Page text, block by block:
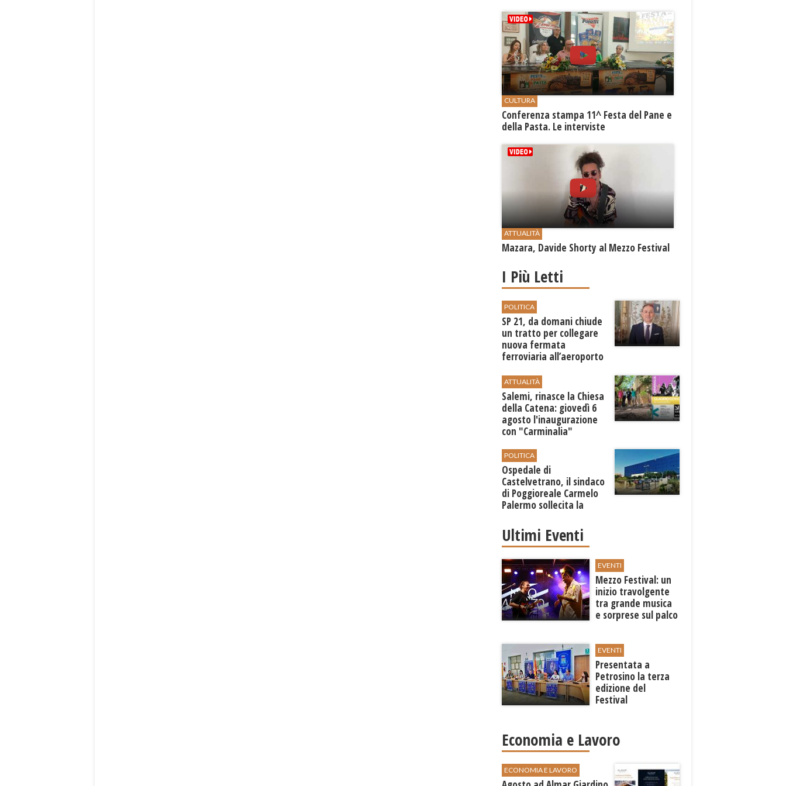
CULTURA
Conferenza stampa 11^ Festa del Pane e
della Pasta. Le interviste
ATTUALITÀ
Mazara, Davide Shorty al Mezzo Festival
I Più Letti
POLITICA
SP 21, da domani chiude
un tratto per collegare
nuova fermata
ferroviaria all’aeroporto
ATTUALITÀ
Salemi, rinasce la Chiesa
della Catena: giovedì 6
agosto l'inaugurazione
con "Carminalia"
POLITICA
Ospedale di
Castelvetrano, il sindaco
di Poggioreale Carmelo
Palermo sollecita la
Ultimi Eventi
EVENTI
Mezzo Festival: un
inizio travolgente
tra grande musica
e sorprese sul palco
EVENTI
Presentata a
Petrosino la terza
edizione del
Festival
"Voci dal
Mediterraneo"
Economia e Lavoro
ECONOMIA E LAVORO